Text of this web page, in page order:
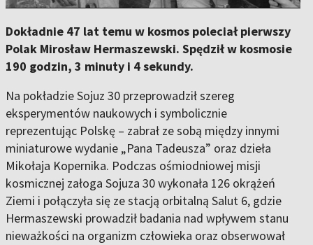
Dokładnie 47 lat temu w kosmos poleciał pierwszy
Polak Mirosław Hermaszewski. Spędził w kosmosie
190 godzin, 3 minuty i 4 sekundy.
Na pokładzie Sojuz 30 przeprowadził szereg
eksperymentów naukowych i symbolicznie
reprezentując Polskę – zabrał ze sobą między innymi
miniaturowe wydanie „Pana Tadeusza” oraz dzieła
Mikołaja Kopernika. Podczas ośmiodniowej misji
kosmicznej załoga Sojuza 30 wykonała 126 okrążeń
Ziemi i połączyła się ze stacją orbitalną Salut 6, gdzie
Hermaszewski prowadził badania nad wpływem stanu
nieważkości na organizm człowieka oraz obserwował